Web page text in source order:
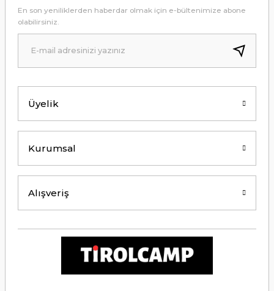
Hiç sıkıntı çekmedim, hızlı bir şekilde
B... A... | 24/12/2024
tavsiye ederim. Gayet ilgili ve
açıklayıcı bir şekilde benimle
Teşekkürler ilgi alaka süper.
Thetford tuvalet kimyasalını başka
ürün kullanmış biri olarak tek
geçerim. Bu siteden ilk kez alışveriş
yaptım. Çok memnun kaldım. 3. gün
sabah ürün elime ulaştı. Teşekkür
Üyelik
Kurumsal
Alışveriş
En son yeniliklerden haberdar olmak için e-bültenimize abone
olabilirsiniz.